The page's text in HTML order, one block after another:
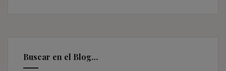
Buscar en el Blog…